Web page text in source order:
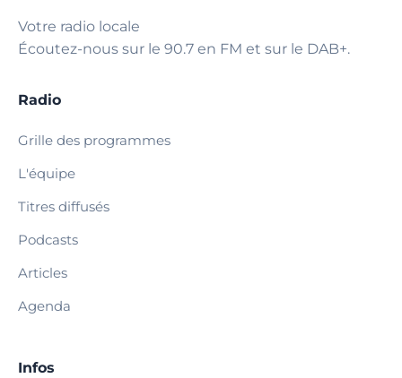
Votre radio locale
Écoutez-nous sur le 90.7 en FM et sur le DAB+.
Radio
Grille des programmes
L'équipe
Titres diffusés
Podcasts
Articles
Agenda
Infos